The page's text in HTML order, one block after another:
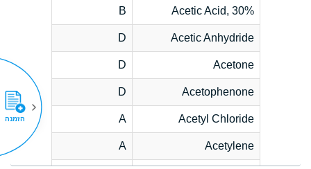
Acetic Acid, 30%
B
Acetic Anhydride
D
Acetone
D
Acetophenone
D
Acetyl Chloride
A
Acetylene
A
הזמנה